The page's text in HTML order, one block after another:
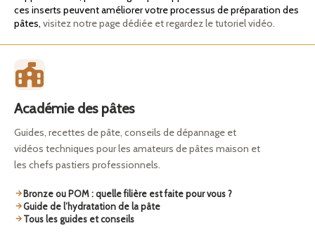
ces inserts peuvent améliorer votre processus de préparation des
pâtes, visitez notre page dédiée et regardez le tutoriel vidéo.
Académie des pâtes
Guides, recettes de pâte, conseils de dépannage et
vidéos techniques pour les amateurs de pâtes maison et
les chefs pastiers professionnels.
Bronze ou POM : quelle filière est faite pour vous ?
Guide de l’hydratation de la pâte
Tous les guides et conseils